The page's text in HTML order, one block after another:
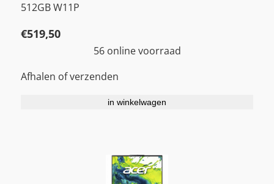
512GB W11P
€519,50
56 online voorraad
Afhalen of verzenden
in winkelwagen